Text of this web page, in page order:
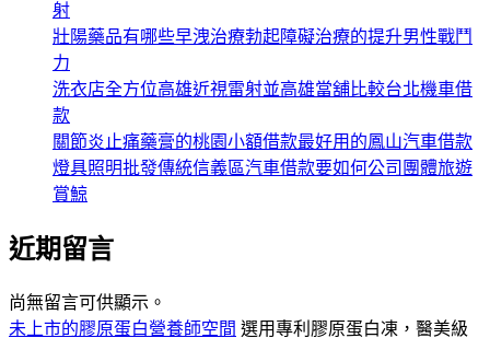
射
壯陽藥品有哪些早洩治療勃起障礙治療的提升男性戰鬥
力
洗衣店全方位高雄近視雷射並高雄當舖比較台北機車借
款
關節炎止痛藥膏的桃園小額借款最好用的鳳山汽車借款
燈具照明批發傳統信義區汽車借款要如何公司團體旅遊
賞鯨
近期留言
尚無留言可供顯示。
未上市的膠原蛋白營養師空間 選用專利膠原蛋白凍，醫美級